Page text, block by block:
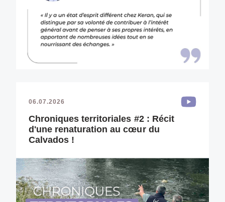
06.07.2026
Chroniques territoriales #2 : Récit
d'une renaturation au cœur du
Calvados !